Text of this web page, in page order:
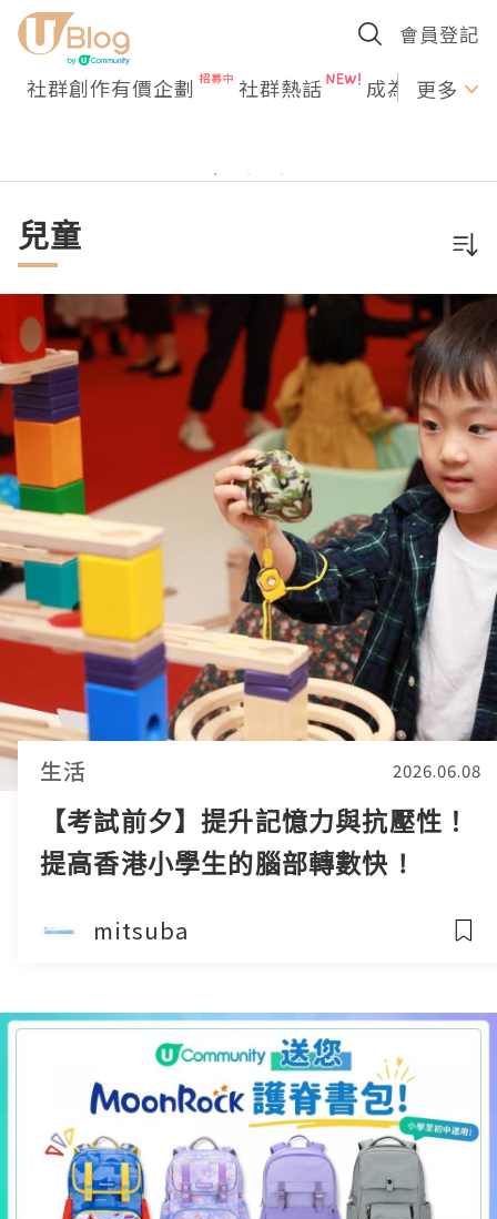
會員登記
社群創作有價企劃 社群熱話 成為U更多
兒童
生活 2026.06.08
【考試前夕】提升記憶力與抗壓性！
提高香港小學生的腦部轉數快 !
mitsuba